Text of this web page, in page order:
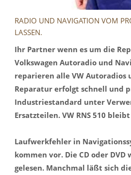
RADIO UND NAVIGATION VOM
LASSEN.
Ihr Partner wenn es um die
Volkswagen Autoradio und
reparieren alle VW Autoradios
Reparatur erfolgt schnell und
Industriestandard unter
Ersatzteilen. VW RNS 510
Laufwerkfehler in
kommen vor. Die CD oder
gelesen. Manchmal läßt sich